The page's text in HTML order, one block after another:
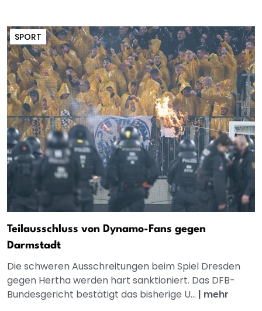
SPORT
Teilausschluss von Dynamo-Fans gegen
Darmstadt
Die schweren Ausschreitungen beim Spiel Dresden
gegen Hertha werden hart sanktioniert. Das DFB-
Bundesgericht bestätigt das bisherige U... | mehr